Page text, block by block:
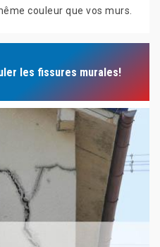
couleur que vos murs.
les fissures murales!